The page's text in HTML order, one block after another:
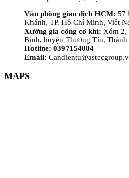
Văn phòng giao dịch HCM: 57
Khánh, TP. Hồ Chí Minh, Việt
Xưởng gia công cơ khí: Xóm 2,
Bình, huyện Thường Tín,
Hotline: 0397154084
Email:
MAPS